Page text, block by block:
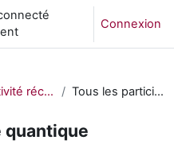
de recherche Connexion
Activité récente Tous les participants
quantique